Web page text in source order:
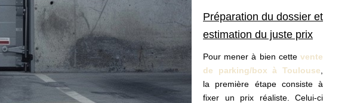
Préparation du dossier et
estimation du juste prix
Pour mener à bien cette vente
de parking/box à Toulouse
la première étape consiste à
fixer un prix réaliste. Celui-ci